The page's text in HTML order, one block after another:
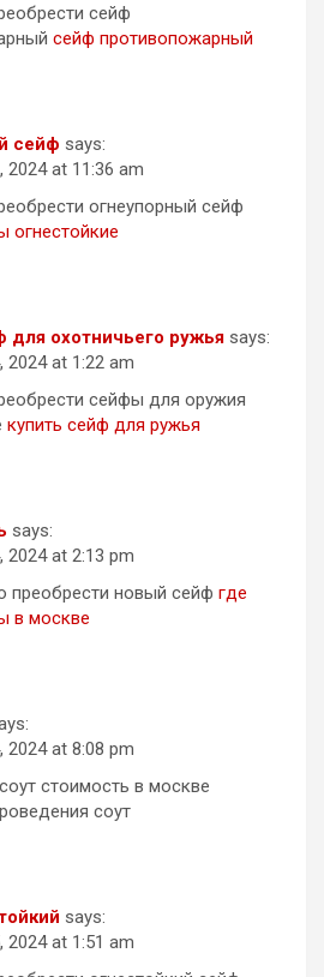
сейф
сейф противопожарный
сейф says:
2024 at 11:36 am
огнеупорный сейф
огнестойкие
для охотничьего ружья says:
2024 at 1:22 am
сейфы для оружия
купить сейф для ружья
says:
2024 at 2:13 pm
преобрести новый сейф где
в москве
2024 at 8:08 pm
стоимость в москве
соут
says:
2024 at 1:51 am